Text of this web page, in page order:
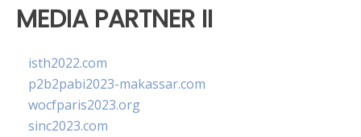
MEDIA PARTNER II
isth2022.com
p2b2pabi2023-makassar.com
wocfparis2023.org
sinc2023.com